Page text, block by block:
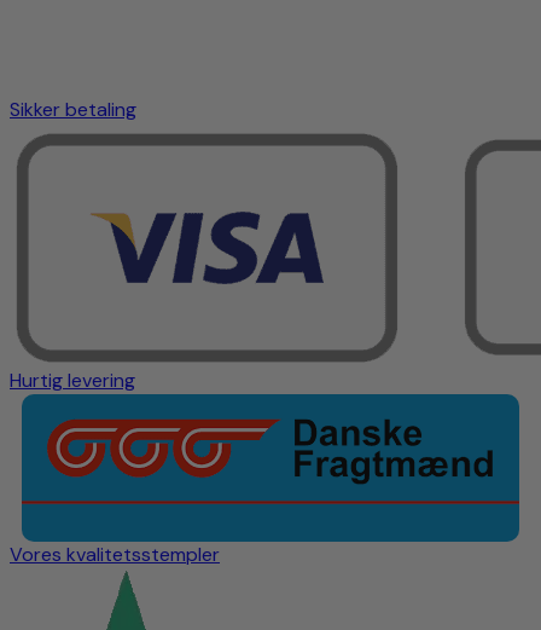
Sikker betaling
Hurtig levering
Vores kvalitetsstempler